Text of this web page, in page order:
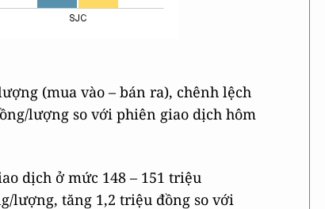
(mua vào – bán ra), chênh lệch
lượng so với phiên giao dịch hôm
dịch ở mức 148 – 151 triệu
lượng, tăng 1,2 triệu đồng so với